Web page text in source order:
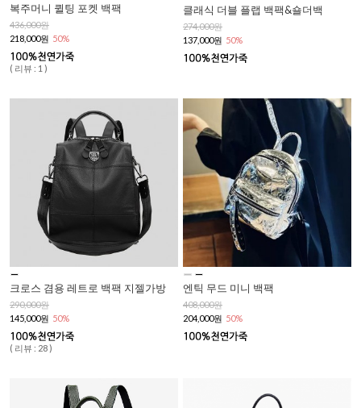
복주머니 퀼팅 포켓 백팩
436,000원
218,000원 50%
( 리뷰 : 1 )
클래식 더블 플랩 백팩&숄더백
274,000원
137,000원 50%
크로스 겸용 레트로 백팩 지젤가방
290,000원
145,000원 50%
( 리뷰 : 28 )
엔틱 무드 미니 백팩
408,000원
204,000원 50%